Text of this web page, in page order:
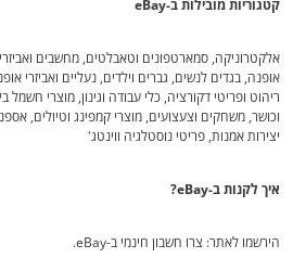
קטגוריות מובילות ב-eBay
אלקטרוניקה, סמארטפונים וטאבלטים, מחשבים
אופנה, בגדים לנשים, גברים וילדים, נעליים ואביזרי
ריהוט ופריטי דקורציה, כלי עבודה וגינון, מוצרי חשמל
וכושר, משחקים וצעצועים, מוצרי קמפינג וטיולים,
יצירות אמנות, פריטי נוסטלגיה ווינטג'
איך לקנות ב-eBay?
הירשמו לאתר: צרו חשבון חינמי ב-eBay.